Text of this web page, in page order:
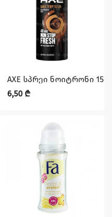
მშრალი
AXE სპრეი ნოიტრონი
6,50 ₾